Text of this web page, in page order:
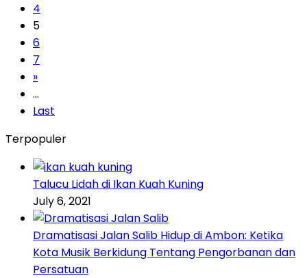
4
5
6
7
»
...
Last
Terpopuler
Talucu Lidah di Ikan Kuah Kuning
July 6, 2021
Dramatisasi Jalan Salib Hidup di Ambon: Ketika
Kota Musik Berkidung Tentang Pengorbanan dan
Persatuan